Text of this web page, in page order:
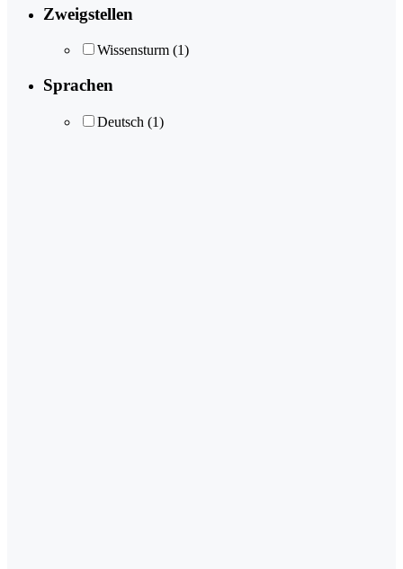
Zweigstellen
Wissensturm (1)
Sprachen
Deutsch (1)